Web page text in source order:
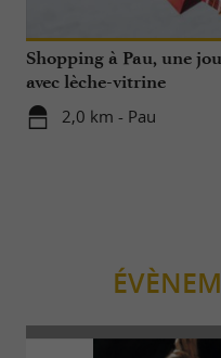
Shopping à Pau, une
avec lèche-vitrine
2,0 km - Pau